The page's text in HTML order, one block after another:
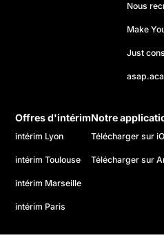
Nous
Make
Just
Offres d'intérim
intérim Lyon
intérim Toulouse
intérim Marseille
intérim Paris
Notre
Télécharger sur
Télécharger sur